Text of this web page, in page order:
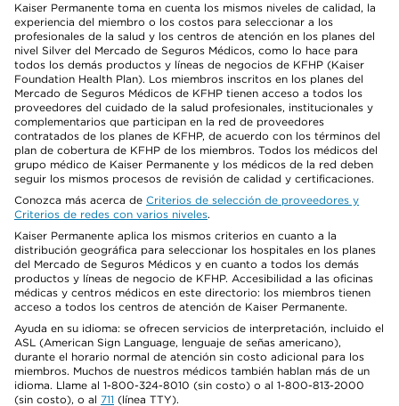
Kaiser Permanente toma en cuenta los mismos niveles de calidad, la
experiencia del miembro o los costos para seleccionar a los
profesionales de la salud y los centros de atención en los planes del
nivel Silver del Mercado de Seguros Médicos, como lo hace para
todos los demás productos y líneas de negocios de KFHP (Kaiser
Foundation Health Plan). Los miembros inscritos en los planes del
Mercado de Seguros Médicos de KFHP tienen acceso a todos los
proveedores del cuidado de la salud profesionales, institucionales y
complementarios que participan en la red de proveedores
contratados de los planes de KFHP, de acuerdo con los términos del
plan de cobertura de KFHP de los miembros. Todos los médicos del
grupo médico de Kaiser Permanente y los médicos de la red deben
seguir los mismos procesos de revisión de calidad y certificaciones.
Conozca más acerca de Criterios de selección de proveedores y
Criterios de redes con varios niveles.
Kaiser Permanente aplica los mismos criterios en cuanto a la
distribución geográfica para seleccionar los hospitales en los planes
del Mercado de Seguros Médicos y en cuanto a todos los demás
productos y líneas de negocio de KFHP. Accesibilidad a las oficinas
médicas y centros médicos en este directorio: los miembros tienen
acceso a todos los centros de atención de Kaiser Permanente.
Ayuda en su idioma: se ofrecen servicios de interpretación, incluido el
ASL (American Sign Language, lenguaje de señas americano),
durante el horario normal de atención sin costo adicional para los
miembros. Muchos de nuestros médicos también hablan más de un
idioma. Llame al 1-800-324-8010 (sin costo) o al 1-800-813-2000
(sin costo), o al 711 (línea TTY).